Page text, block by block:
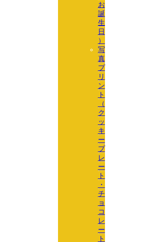
お
誕
生
日
）
写
真
プ
リ
ン
ト
（
ク
ッ
キ
ー
プ
レ
ー
ト
・
チ
ョ
コ
レ
ー
ト